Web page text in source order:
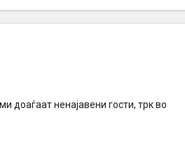
доаѓаат ненајавени гости, трк во